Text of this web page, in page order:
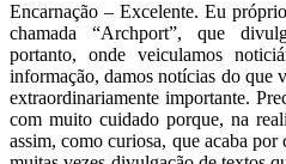
Encarnação – Excelente. Eu
chamada “Archport”, que
portanto, onde veiculamos
informação, damos notícias do que
extraordinariamente importante.
com muito cuidado porque, na
assim, como curiosa, que acaba